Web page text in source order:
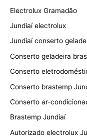
Electrolux Gramadão
Jundiaí electrolux
Jundiaí conserto
Conserto geladeira
Conserto
Conserto brastemp
Conserto ar-
Brastemp Jundiaí
Autorizado electrolux